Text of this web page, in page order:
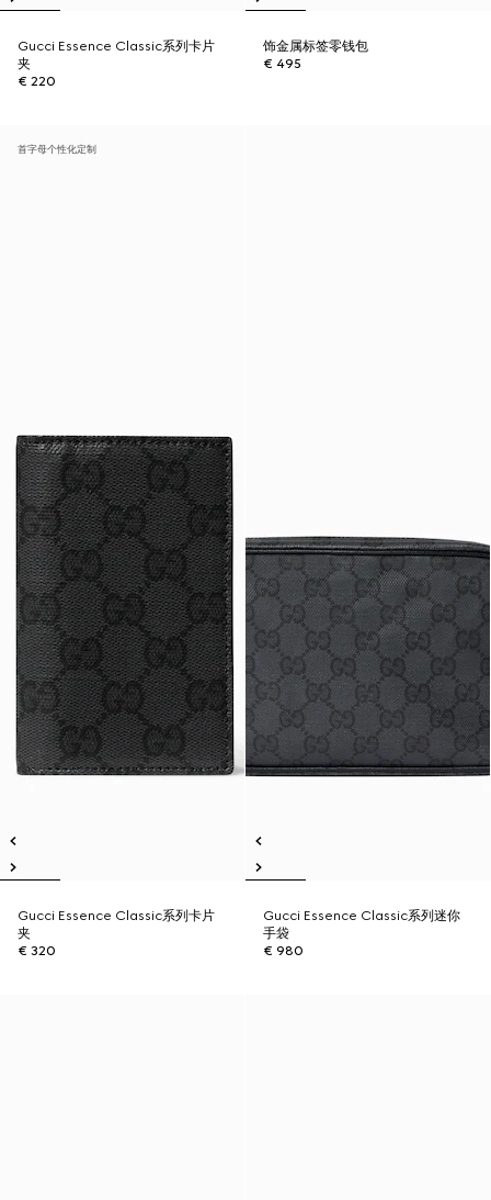
Gucci Essence Classic系列卡片
夹
€ 220
饰金属标签零钱包
€ 495
首字母个性化定制
Gucci Essence Classic系列卡片
夹
€ 320
Gucci Essence Classic系列迷你
手袋
€ 980